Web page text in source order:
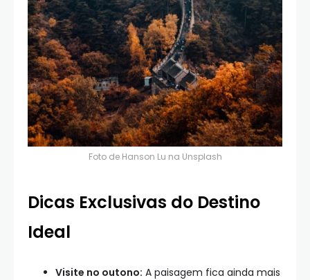
Foto de Hanson Lu na Unsplash
Dicas Exclusivas do Destino
Ideal
Visite no outono: A paisagem fica ainda mais